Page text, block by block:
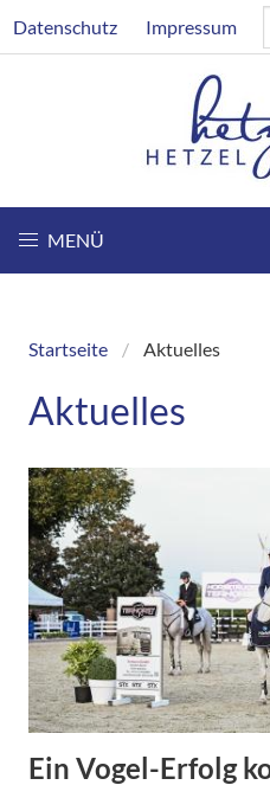
zum
Datenschutz Impressum
MENÜ
Breadcrumb
Startseite Aktuelles
Aktuelles
Ein Vogel-Erfolg